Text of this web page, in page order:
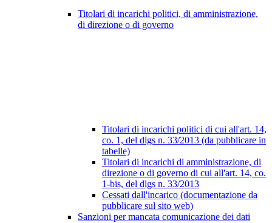
Titolari di incarichi politici, di amministrazione,
di direzione o di governo
Titolari di incarichi politici di cui all'art. 14,
co. 1, del dlgs n. 33/2013 (da pubblicare in
tabelle)
Titolari di incarichi di amministrazione, di
direzione o di governo di cui all'art. 14, co.
1-bis, del dlgs n. 33/2013
Cessati dall'incarico (documentazione da
pubblicare sul sito web)
Sanzioni per mancata comunicazione dei dati